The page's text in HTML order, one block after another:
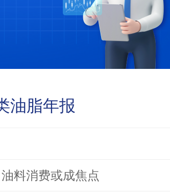
油脂年报
料消费或成焦点